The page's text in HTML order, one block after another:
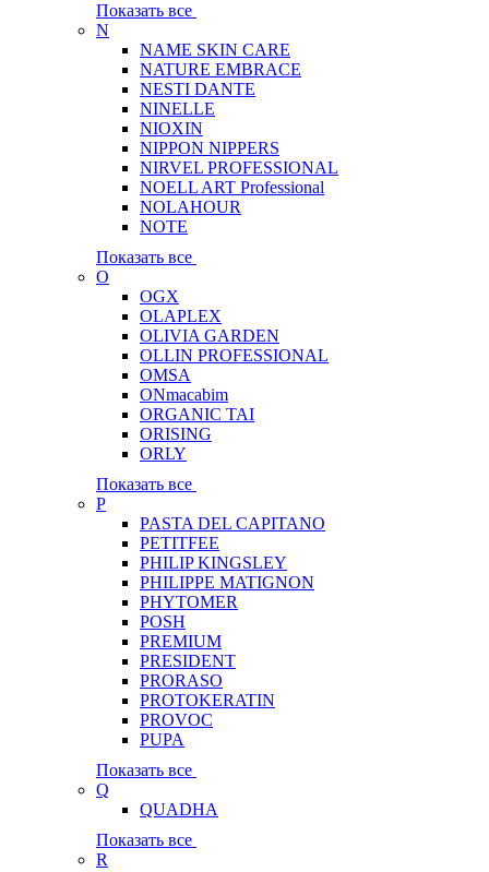
Показать все
N
NAME SKIN CARE
NATURE EMBRACE
NESTI DANTE
NINELLE
NIOXIN
NIPPON NIPPERS
NIRVEL PROFESSIONAL
NOELL ART Professional
NOLAHOUR
NOTE
Показать все
O
OGX
OLAPLEX
OLIVIA GARDEN
OLLIN PROFESSIONAL
OMSA
ONmacabim
ORGANIC TAI
ORISING
ORLY
Показать все
P
PASTA DEL CAPITANO
PETITFEE
PHILIP KINGSLEY
PHILIPPE MATIGNON
PHYTOMER
POSH
PREMIUM
PRESIDENT
PRORASO
PROTOKERATIN
PROVOC
PUPA
Показать все
Q
QUADHA
Показать все
R